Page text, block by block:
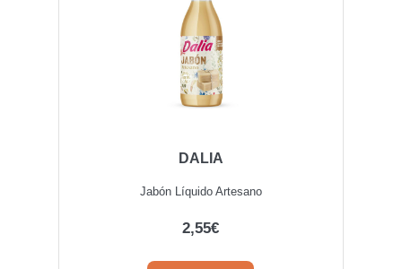
DALIA
Jabón Líquido Artesano
2,55€